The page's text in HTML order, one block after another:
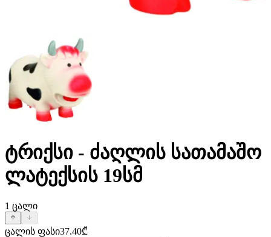
ტრიქსი - ძაღლის სათამაშო
ლატექსის 19სმ
1 ცალი
ცალის ფასი37.40₾